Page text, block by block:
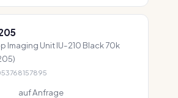
Imaging Unit IU-210 Black 70k
auf Anfrage